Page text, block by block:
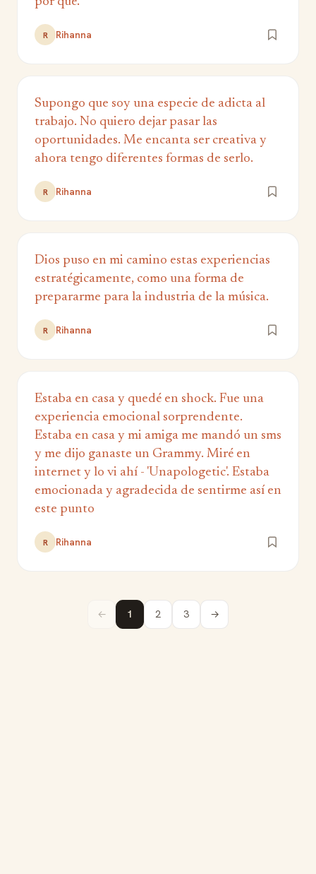
R Rihanna
Supongo que soy una especie de adicta al
trabajo. No quiero dejar pasar las
oportunidades. Me encanta ser creativa y
ahora tengo diferentes formas de serlo.
R Rihanna
Dios puso en mi camino estas experiencias
estratégicamente, como una forma de
prepararme para la industria de la música.
R Rihanna
Estaba en casa y quedé en shock. Fue una
experiencia emocional sorprendente.
Estaba en casa y mi amiga me mandó un sms
y me dijo ganaste un Grammy. Miré en
internet y lo vi ahí - 'Unapologetic'. Estaba
emocionada y agradecida de sentirme así en
este punto
R Rihanna
← 1 2 3 →